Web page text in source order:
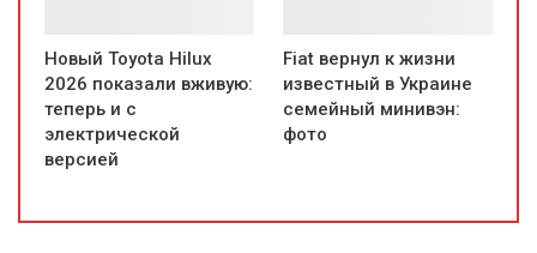
Новый Toyota Hilux
2026 показали вживую:
теперь и с
электрической
версией
Fiat вернул к жизни
известный в Украине
семейный минивэн:
фото